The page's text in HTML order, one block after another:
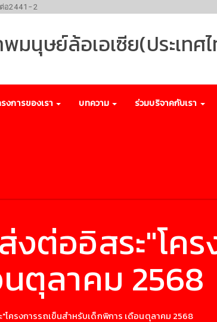
2441-2
นุษย์ล้อเอเซีย(ประเทศ
งการของเรา บทความ ร่วมบริจาคกับเรา
ต่ออิสระ"โค
ตุลาคม 2568
ครงการรถเข็นสำหรับเด็กพิการ เดือนตุลาคม 2568